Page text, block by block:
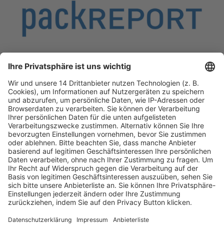
Fachmedien Recht und Wirtschaft
Ein Fachbereich der
dfv Mediengruppe
Mainzer Landstr. 251
60326 Frankfurt am Main
E-Mail:info@ruw.de
Web:https://www.ruw.de